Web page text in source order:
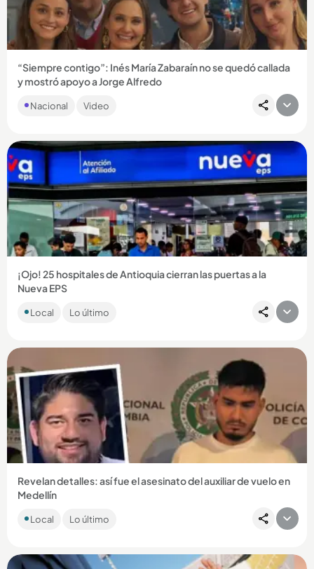
Compartir Noticia
“Siempre contigo”: Inés María Zabaraín no se quedó callada
y mostró apoyo a Jorge Alfredo
La periodista había permanecido en las sombras desde que
estalló el escándalo, pero recientemente mostró que sigue al
Nacional Video
Compartir Noticia
¡Ojo! 25 hospitales de Antioquia cierran las puertas a la
Nueva EPS
Entre los centros médicos se encuentran el Hospital General
de Medellín y el Marco Fidel Suárez de Bello, que no
Local Lo último
Compartir Noticia
Revelan detalles: así fue el asesinato del auxiliar de vuelo en
Medellín
El cuerpo de Eric Fernando Gutiérrez Molina fue encontrado
en Jericó, Suroeste antioqueño....
Local Lo último